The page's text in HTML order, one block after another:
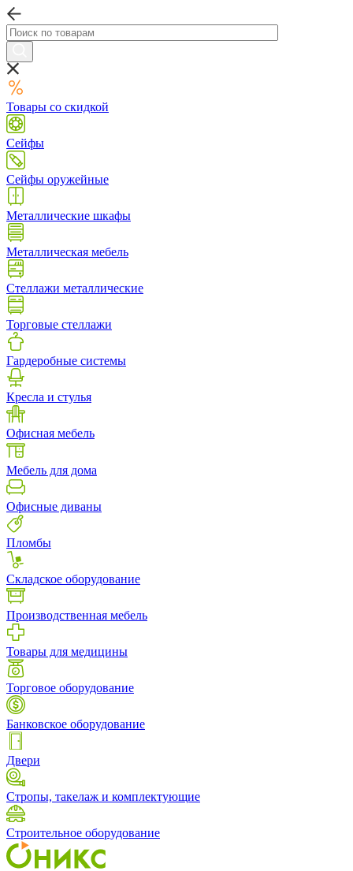
Товары со скидкой
Сейфы
Сейфы оружейные
Металлические шкафы
Металлическая мебель
Стеллажи металлические
Торговые стеллажи
Гардеробные системы
Кресла и стулья
Офисная мебель
Мебель для дома
Офисные диваны
Пломбы
Складское оборудование
Производственная мебель
Товары для медицины
Торговое оборудование
Банковское оборудование
Двери
Стропы, такелаж и комплектующие
Строительное оборудование